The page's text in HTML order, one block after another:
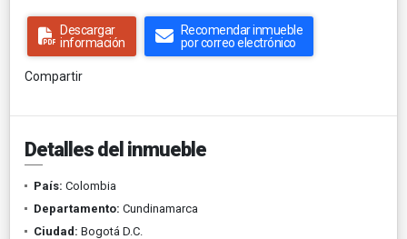
Descargar
información
Recomendar inmueble
por correo electrónico
Compartir
Detalles del inmueble
País: Colombia
Departamento: Cundinamarca
Ciudad: Bogotá D.C.